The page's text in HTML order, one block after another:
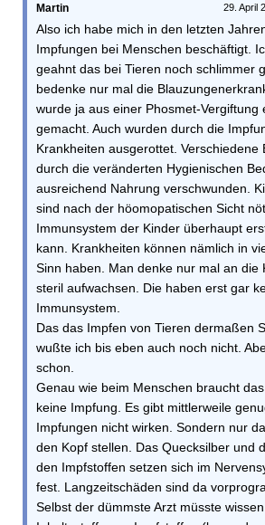
29. April
Martin
Also ich habe mich in den letzten
Impfungen bei Menschen beschäftigt.
geahnt das bei Tieren noch schlimmer
bedenke nur mal die
wurde ja aus einer Phosmet-Vergiftung
gemacht. Auch wurden durch die
Krankheiten ausgerottet. Verschiedene
durch die veränderten Hygienischen
ausreichend Nahrung verschwunden.
sind nach der höomopatischen Sicht
Immunsystem der Kinder überhaupt
kann. Krankheiten können nämlich in
Sinn haben. Man denke nur mal an die
steril aufwachsen. Die haben erst gar
Immunsystem.
Das das Impfen von Tieren dermaßen
wußte ich bis eben auch noch nicht.
schon.
Genau wie beim Menschen braucht
keine Impfung. Es gibt mittlerweile
Impfungen nicht wirken. Sondern nur
den Kopf stellen. Das Quecksilber und
den Impfstoffen setzen sich im
fest. Langzeitschäden sind da
Selbst der dümmste Arzt müsste